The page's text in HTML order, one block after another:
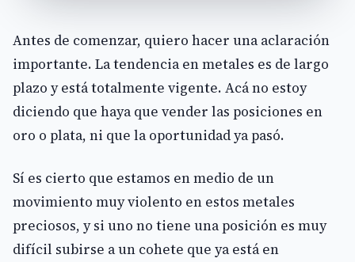
Antes de comenzar, quiero hacer una aclaración
importante. La tendencia en metales es de largo
plazo y está totalmente vigente. Acá no estoy
diciendo que haya que vender las posiciones en
oro o plata, ni que la oportunidad ya pasó.
Sí es cierto que estamos en medio de un
movimiento muy violento en estos metales
preciosos, y si uno no tiene una posición es muy
difícil subirse a un cohete que ya está en